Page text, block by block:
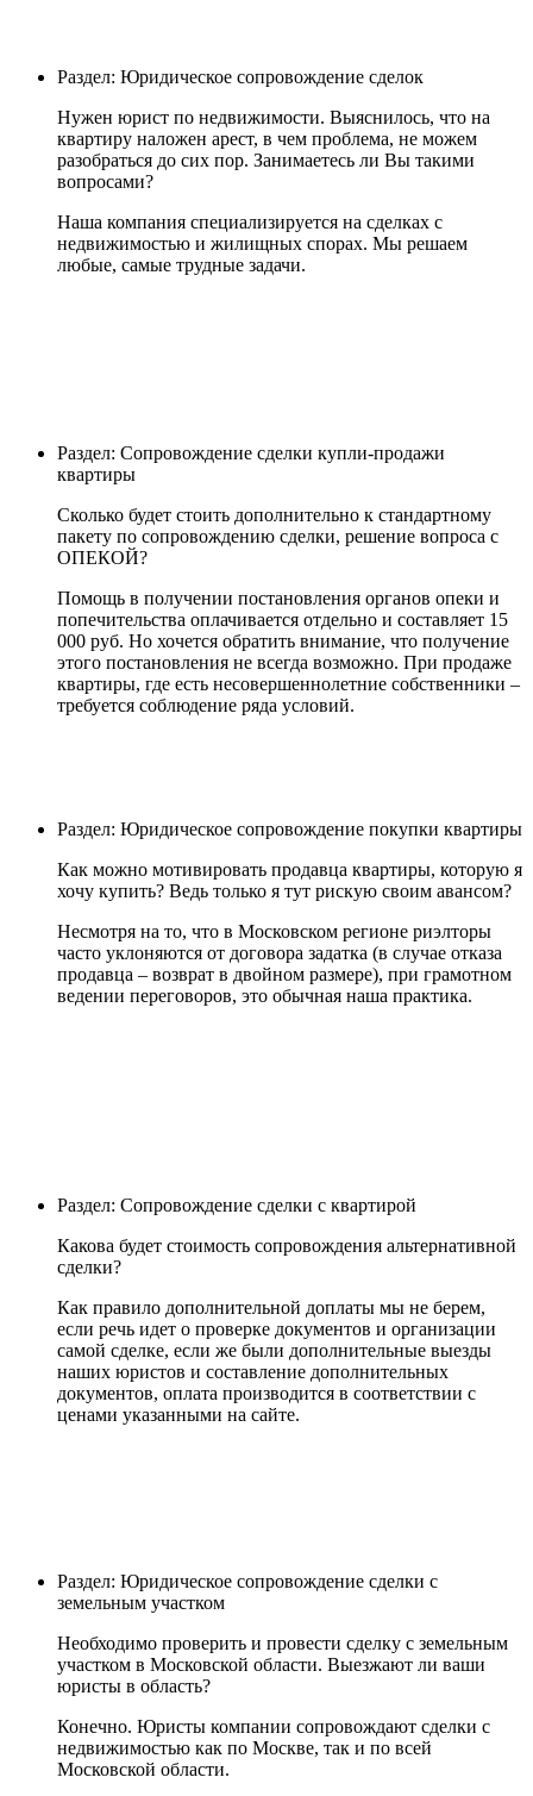
Раздел: Юридическое сопровождение сделок
Нужен юрист по недвижимости. Выяснилось, что на
квартиру наложен арест, в чем проблема, не можем
разобраться до сих пор. Занимаетесь ли Вы такими
вопросами?
Наша компания специализируется на сделках с
недвижимостью и жилищных спорах. Мы решаем
любые, самые трудные задачи.
Раздел: Сопровождение сделки купли-продажи
квартиры
Сколько будет стоить дополнительно к стандартному
пакету по сопровождению сделки, решение вопроса с
ОПЕКОЙ?
Помощь в получении постановления органов опеки и
попечительства оплачивается отдельно и составляет 15
000 руб. Но хочется обратить внимание, что получение
этого постановления не всегда возможно. При продаже
квартиры, где есть несовершеннолетние собственники –
требуется соблюдение ряда условий.
Раздел: Юридическое сопровождение покупки квартиры
Как можно мотивировать продавца квартиры, которую я
хочу купить? Ведь только я тут рискую своим авансом?
Несмотря на то, что в Московском регионе риэлторы
часто уклоняются от договора задатка (в случае отказа
продавца – возврат в двойном размере), при грамотном
ведении переговоров, это обычная наша практика.
Раздел: Сопровождение сделки с квартирой
Какова будет стоимость сопровождения альтернативной
сделки?
Как правило дополнительной доплаты мы не берем,
если речь идет о проверке документов и организации
самой сделке, если же были дополнительные выезды
наших юристов и составление дополнительных
документов, оплата производится в соответствии с
ценами указанными на сайте.
Раздел: Юридическое сопровождение сделки с
земельным участком
Необходимо проверить и провести сделку с земельным
участком в Московской области. Выезжают ли ваши
юристы в область?
Конечно. Юристы компании сопровождают сделки с
недвижимостью как по Москве, так и по всей
Московской области.